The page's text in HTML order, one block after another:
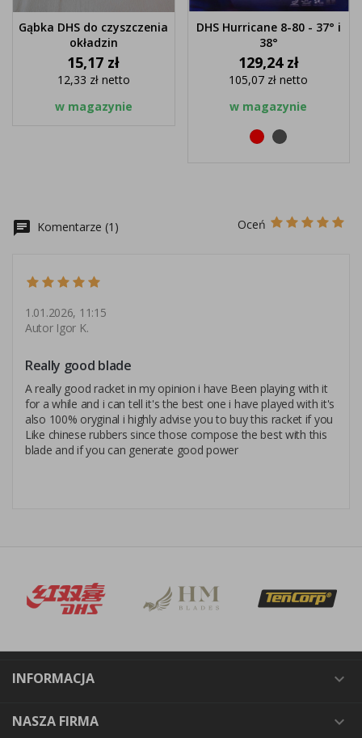
Gąbka DHS do czyszczenia
okładzin
Cena
15,17 zł
12,33 zł netto
w magazynie
DHS Hurricane 8-80 - 37° i
38°
Cena
129,24 zł
105,07 złnetto
w magazynie
Czerwony
Czarny
chat Komentarze (1) Oceń
1.01.2026, 11:15
Autor Igor K.
Really good blade
A really good racket in my opinion i have Been playing with it
for a while and i can tell it's the best one i have played with it's
also 100% oryginal i highly advise you to buy this racket if you
Like chinese rubbers since those compose the best with this
blade and if you can generate good power
INFORMACJA 
NASZA FIRMA 